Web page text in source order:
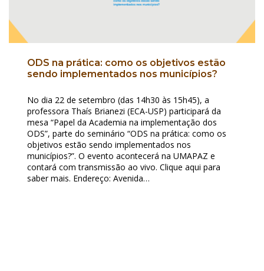
ODS na prática: como os objetivos estão
sendo implementados nos municípios?
No dia 22 de setembro (das 14h30 às 15h45), a
professora Thaís Brianezi (ECA-USP) participará da
mesa “Papel da Academia na implementação dos
ODS”, parte do seminário “ODS na prática: como os
objetivos estão sendo implementados nos
municípios?”. O evento acontecerá na UMAPAZ e
contará com transmissão ao vivo. Clique aqui para
saber mais. Endereço: Avenida…